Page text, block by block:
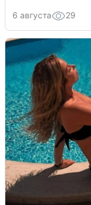
6 августа 29